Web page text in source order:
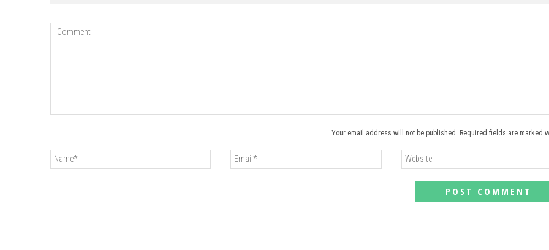
Your email address will not be published. Required fields are marked